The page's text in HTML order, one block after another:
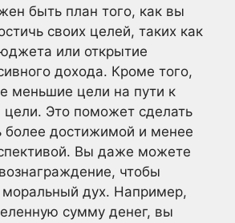
быть план того, как вы
своих целей, таких как
или открытие
дохода. Кроме того,
меньшие цели на пути к
цели. Это поможет сделать
более достижимой и менее
Вы даже можете
чтобы
моральный дух. Например,
сумму денег, вы